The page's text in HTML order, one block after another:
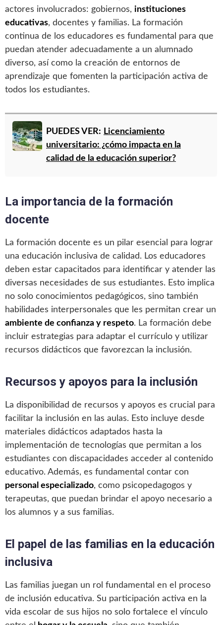
actores involucrados: gobiernos, instituciones
educativas, docentes y familias. La formación
continua de los educadores es fundamental para que
puedan atender adecuadamente a un alumnado
diverso, así como la creación de entornos de
aprendizaje que fomenten la participación activa de
todos los estudiantes.
PUEDES VER: Licenciamiento
universitario: ¿cómo impacta en la
calidad de la educación superior?
La importancia de la formación
docente
La formación docente es un pilar esencial para lograr
una educación inclusiva de calidad. Los educadores
deben estar capacitados para identificar y atender las
diversas necesidades de sus estudiantes. Esto implica
no solo conocimientos pedagógicos, sino también
habilidades interpersonales que les permitan crear un
ambiente de confianza y respeto. La formación debe
incluir estrategias para adaptar el currículo y utilizar
recursos didácticos que favorezcan la inclusión.
Recursos y apoyos para la inclusión
La disponibilidad de recursos y apoyos es crucial para
facilitar la inclusión en las aulas. Esto incluye desde
materiales didácticos adaptados hasta la
implementación de tecnologías que permitan a los
estudiantes con discapacidades acceder al contenido
educativo. Además, es fundamental contar con
personal especializado, como psicopedagogos y
terapeutas, que puedan brindar el apoyo necesario a
los alumnos y a sus familias.
El papel de las familias en la educación
inclusiva
Las familias juegan un rol fundamental en el proceso
de inclusión educativa. Su participación activa en la
vida escolar de sus hijos no solo fortalece el vínculo